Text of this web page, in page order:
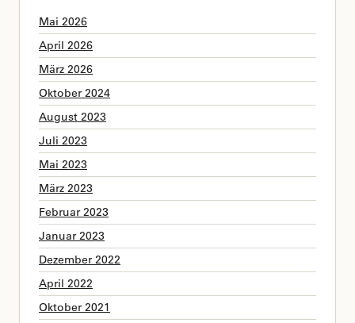
Mai 2026
April 2026
März 2026
Oktober 2024
August 2023
Juli 2023
Mai 2023
März 2023
Februar 2023
Januar 2023
Dezember 2022
April 2022
Oktober 2021